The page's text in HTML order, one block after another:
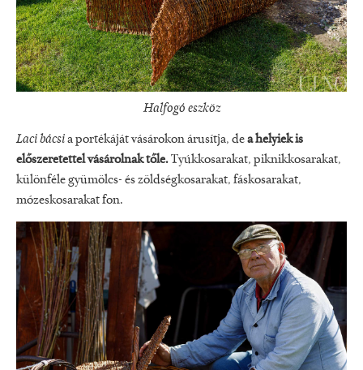
Halfogó eszköz
Laci bácsia portékáját vásárokon árusítja, dea helyiek is
előszeretettel vásárolnak tőle.Tyúkkosarakat, piknikkosarakat,
különféle gyümölcs- és zöldségkosarakat, fáskosarakat,
mózeskosarakat fon.